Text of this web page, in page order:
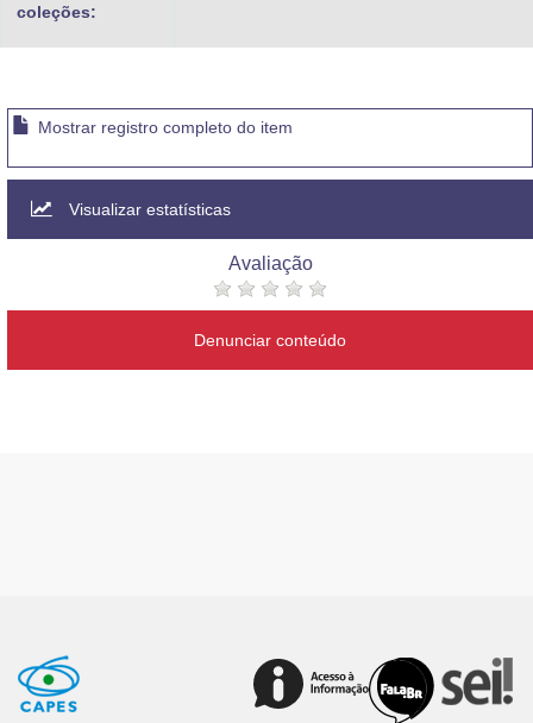
coleções:
Mostrar registro completo do item
Visualizar estatísticas
Avaliação
Denunciar conteúdo